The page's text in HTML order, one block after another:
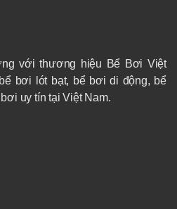
với thương hiệu Bể Bơi Việt
bơi lót bạt, bể bơi di động, bể
uy tín tại Việt Nam.